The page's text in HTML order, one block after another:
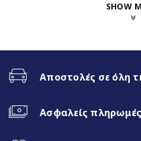
Ενσωματωμένη 4G
Fast Boot 1-2sec
Ασύρματο CarPlay
SHOW
Αποστολές σε όλη
Ασφαλείς